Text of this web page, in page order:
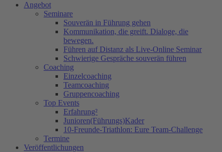
Angebot
Seminare
Souverän in Führung gehen
Kommunikation, die greift. Dialoge, die
bewegen.
Führen auf Distanz als Live-Online Seminar
Schwierige Gespräche souverän führen
Coaching
Einzelcoaching
Teamcoaching
Gruppencoaching
Top Events
Erfahrung²
Junioren(Führungs)Kader
10-Freunde-Triathlon: Eure Team-Challenge
Termine
Veröffentlichungen